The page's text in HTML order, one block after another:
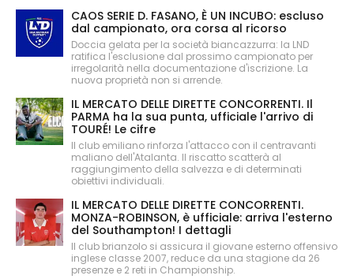
CAOS SERIE D. FASANO, È UN INCUBO: escluso
dal campionato, ora corsa al ricorso
Doccia gelata per la società biancazzurra: la LND
ratifica l'esclusione dal prossimo campionato per
irregolarità nella documentazione d'iscrizione. La
nuova proprietà non si arrende.
IL MERCATO DELLE DIRETTE CONCORRENTI. Il
PARMA ha la sua punta, ufficiale l'arrivo di
TOURÉ! Le cifre
Il club emiliano rinforza l'attacco con il centravanti
maliano dell'Atalanta. Il riscatto scatterà al
raggiungimento della salvezza e di determinati
obiettivi individuali.
IL MERCATO DELLE DIRETTE CONCORRENTI.
MONZA-ROBINSON, è ufficiale: arriva l'esterno
del Southampton! I dettagli
Il club brianzolo si assicura il giovane esterno offensivo
inglese classe 2007, reduce da una stagione da 26
presenze e 2 reti in Championship.